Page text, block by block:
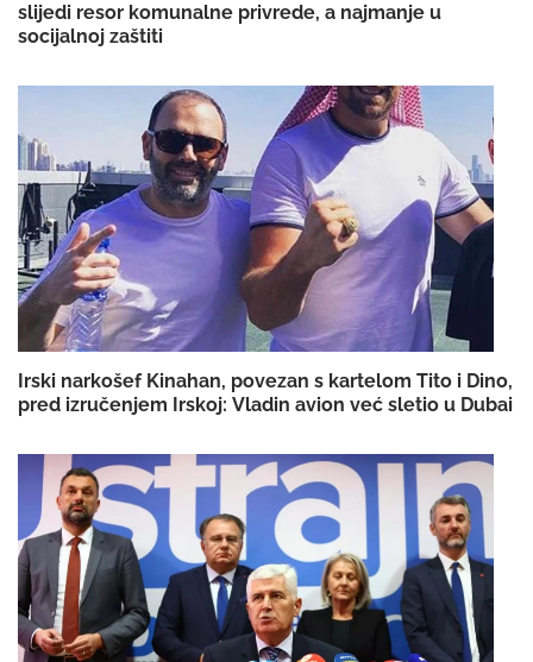
slijedi resor komunalne privrede, a najmanje u
socijalnoj zaštiti
Irski narkošef Kinahan, povezan s kartelom Tito i Dino,
pred izručenjem Irskoj: Vladin avion već sletio u Dubai